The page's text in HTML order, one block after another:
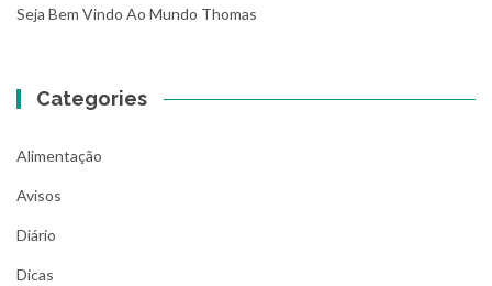
Seja Bem Vindo Ao Mundo Thomas
Categories
Alimentação
Avisos
Diário
Dicas